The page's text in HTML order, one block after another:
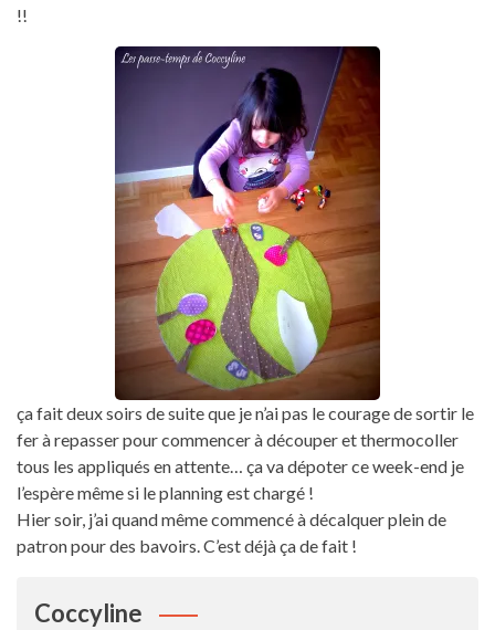
!!
ça fait deux soirs de suite que je n’ai pas le courage de sortir le
fer à repasser pour commencer à découper et thermocoller
tous les appliqués en attente… ça va dépoter ce week-end je
l’espère même si le planning est chargé !
Hier soir, j’ai quand même commencé à décalquer plein de
patron pour des bavoirs. C’est déjà ça de fait !
Coccyline